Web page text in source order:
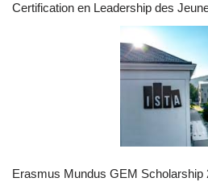
Certification en Leadership des
Erasmus Mundus GEM Scholarship